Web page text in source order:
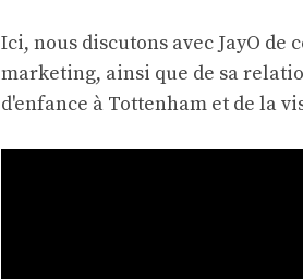
Ici, nous discutons avec JayO de
marketing, ainsi que de sa
d'enfance à Tottenham et de la